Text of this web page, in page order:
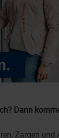
Dann
Zargen und